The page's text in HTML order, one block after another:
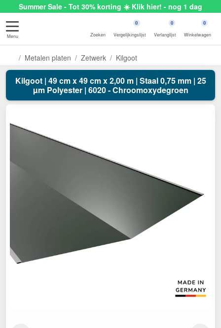
Summer Sale - Tot 30% korting ☀️ Klik hier! - nog 1 dag
Menu Zoeken
0
Vergelijkingslijst
0
Verlanglijst
0
Winkelwagen
Metalen platen Zetwerk Kilgoot
Kilgoot | 49 cm x 49 cm x 2,00 m | Staal 0,75 mm | 25
µm Polyester | 6020 - Chroomoxydegroen